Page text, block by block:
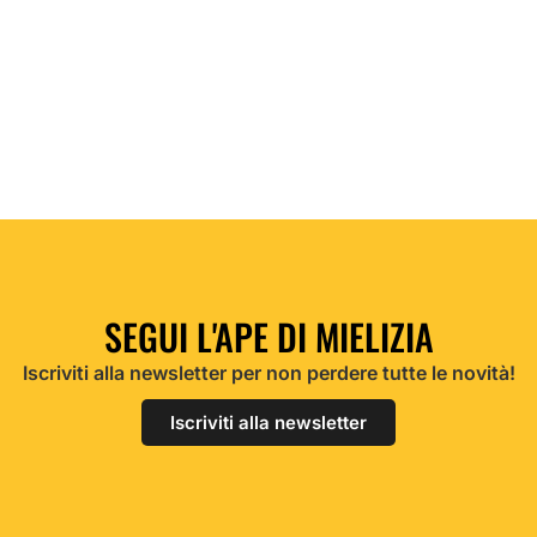
SEGUI L'APE DI MIELIZIA
Iscriviti alla newsletter per non perdere tutte le novità!
Iscriviti alla newsletter